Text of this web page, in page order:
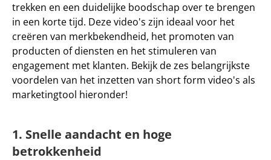
trekken en een duidelijke boodschap over te brengen
in een korte tijd. Deze video's zijn ideaal voor het
creëren van merkbekendheid, het promoten van
engagement met klanten. Bekijk de zes belangrijkste
voordelen van het inzetten van short form video's als
marketingtool hieronder!
1. Snelle aandacht en hoge
betrokkenheid